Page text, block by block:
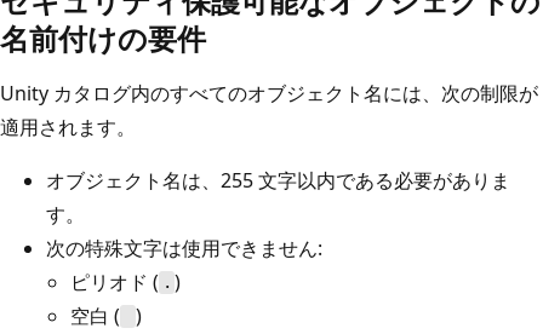
名前付けの要件
Unity カタログ内のすべてのオブジェクト名には、次の制限が
適用されます。
オブジェクト名は、255 文字以内である必要がありま
す。
次の特殊文字は使用できません:
ピリオド ( . )
空白 (
)